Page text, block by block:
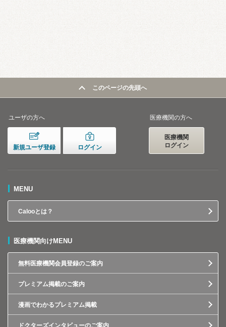
このページの先頭へ
ユーザの方へ
新規ユーザ登録 ログイン
医療機関の方へ
医療機関
ログイン
MENU
Calooとは？
医療機関向けMENU
無料医療機関会員登録のご案内
プレミアム掲載のご案内
漫画でわかるプレミアム掲載
ドクターズインタビューのご案内